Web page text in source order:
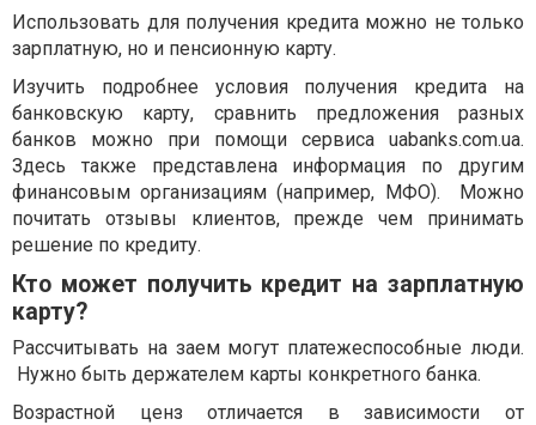
Использовать для получения кредита можно не только
зарплатную, но и пенсионную карту.
Изучить подробнее условия получения кредита на
банковскую карту, сравнить предложения разных
банков можно при помощи сервиса uabanks.com.ua.
Здесь также представлена информация по другим
финансовым организациям (например, МФО).
Можно
почитать отзывы клиентов, прежде чем принимать
решение по кредиту.
Кто может получить кредит на зарплатную
карту?
Рассчитывать на заем могут платежеспособные люди.
Нужно быть держателем карты конкретного банка.
Возрастной ценз отличается в зависимости от